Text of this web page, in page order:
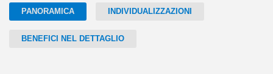
PANORAMICA INDIVIDUALIZZAZIONI
BENEFICI NEL DETTAGLIO